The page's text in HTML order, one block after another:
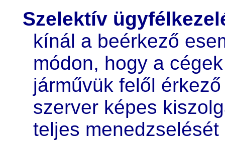
Szelektív
kínál a beérkező
módon, hogy a
járművük felől
szerver képes
teljes